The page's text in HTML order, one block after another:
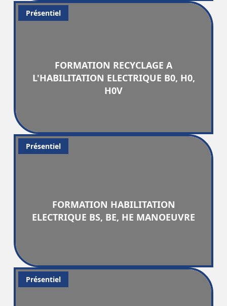
Présentiel
FORMATION RECYCLAGE A
L'HABILITATION ELECTRIQUE B0, H0,
H0V
Présentiel
FORMATION HABILITATION
ELECTRIQUE BS, BE, HE MANOEUVRE
Présentiel